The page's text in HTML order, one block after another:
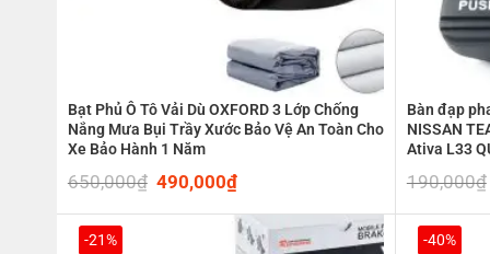
Bạt Phủ Ô Tô Vải Dù OXFORD 3 Lớp Chống
Nắng Mưa Bụi Trầy Xước Bảo Vệ An Toàn Cho
Xe Bảo Hành 1 Năm
650,000₫ Original
was:
650,000₫.
490,000₫Current
is:
490,000₫.
Bàn đạp
NISSAN
Ativa L33
190,000₫
-21% -40%